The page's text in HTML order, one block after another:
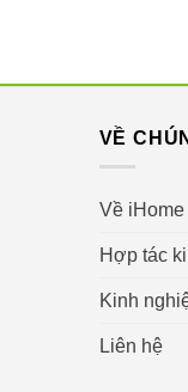
VỀ
Về iHome
Hợp tác
Kinh
Liên hệ